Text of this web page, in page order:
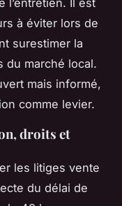
l’entretien. Il est
à éviter lors de
surestimer la
du marché local.
mais informé,
comme levier.
droits et
les litiges vente
du délai de